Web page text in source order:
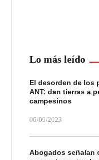
Lo más leído
El desorden de los
ANT: dan tierras a
campesinos
06/09/2023
Abogados señalan